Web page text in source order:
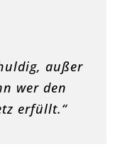
außer
wer den
erfüllt.“